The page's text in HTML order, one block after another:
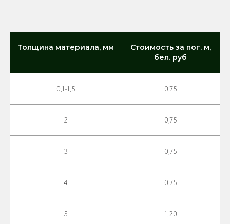
Толщина материала, мм
Стоимость за пог. м,
бел. руб
0,1-1,5 0,75
2 0,75
3 0,75
4 0,75
5 1,20